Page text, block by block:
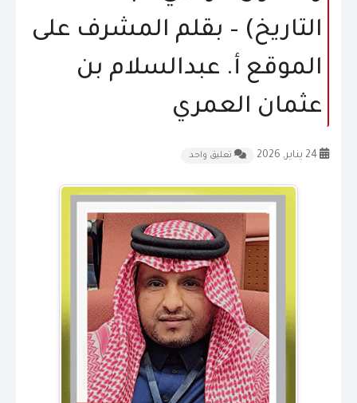
التاريخ) – بقلم المشرف على
الموقع أ. عبدالسلام بن
عثمان العمري
تعليق واحد